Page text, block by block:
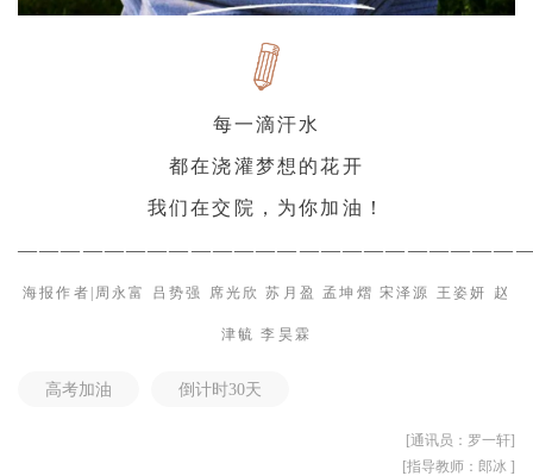
每一滴汗水
都在浇灌梦想的花开
我们在交院，为你加油！
海报作者|周永富 吕势强 席光欣 苏月盈孟坤熠 宋泽源 王姿妍 赵
津毓 李昊霖
高考加油 倒计时30天
[通讯员：罗一轩]
[指导教师：郎冰 ]